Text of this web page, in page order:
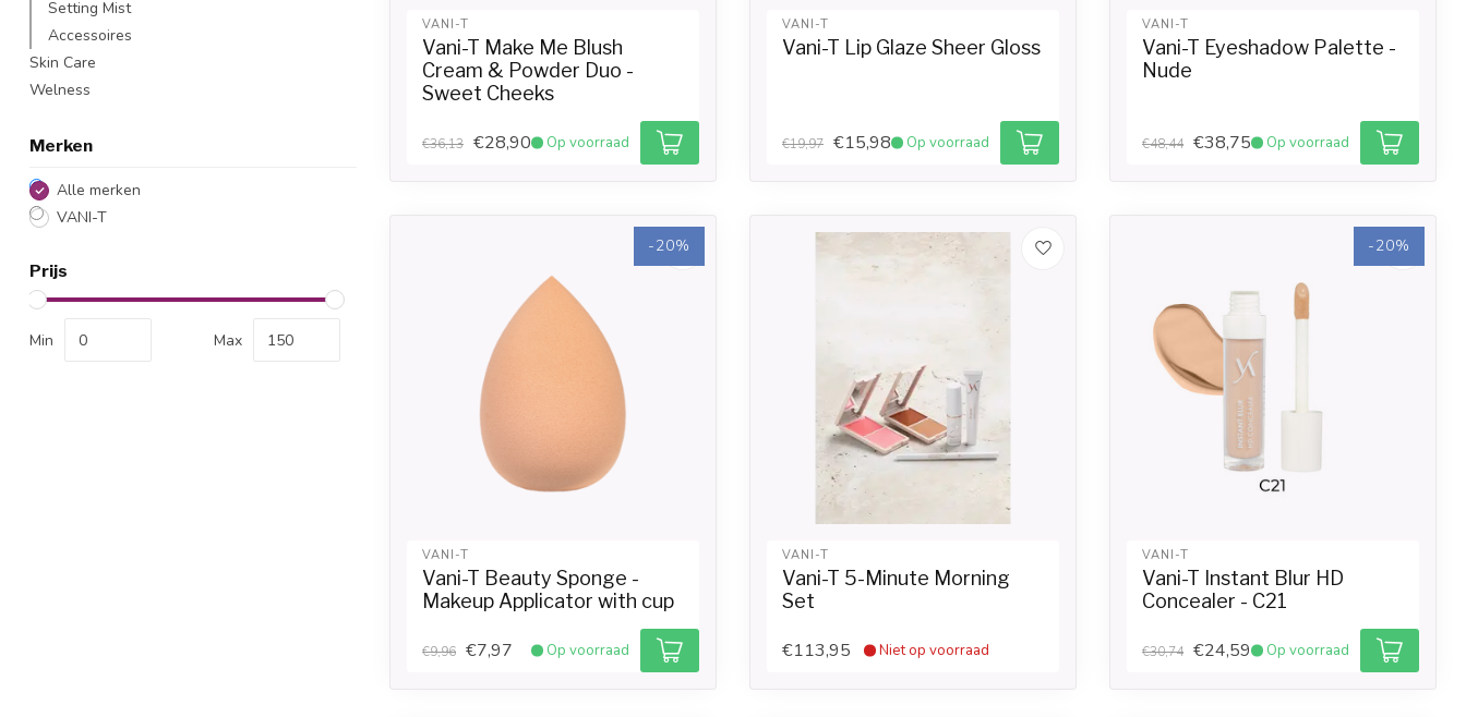
Setting Mist
Accessoires
Skin Care
Welness
Merken
Alle merken
VANI-T
Prijs
Min Max
VANI-T
Vani-T Make Me Blush
Cream & Powder Duo -
Sweet Cheeks
€36,13 €28,90 Op voorraad
VANI-T
Vani-T Lip Glaze Sheer Gloss
€19,97 €15,98 Op voorraad
VANI-T
Vani-T Eyeshadow Palette -
Nude
€48,44 €38,75 Op voorraad
-20%
VANI-T
Vani-T Beauty Sponge -
Makeup Applicator with cup
€9,96 €7,97 Op voorraad
VANI-T
Vani-T 5-Minute Morning
Set
€113,95 Niet op voorraad
-20%
VANI-T
Vani-T Instant Blur HD
Concealer - C21
€30,74 €24,59 Op voorraad